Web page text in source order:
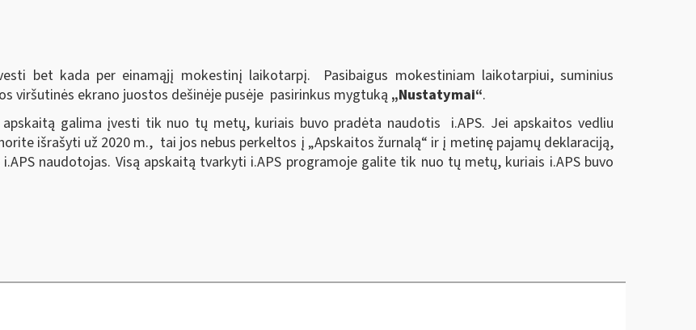
bet kada per einamąjį mokestinį laikotarpį. Pasibaigus mokestiniam laikotarpiui, suminius
viršutinės ekrano juostos dešinėje pusėje pasirinkus mygtuką „Nustatymai“.
galima įvesti tik nuo tų metų, kuriais buvo pradėta naudotis i.APS. Jei apskaitos vedliu
išrašyti už 2020 m., tai jos nebus perkeltos į „Apskaitos žurnalą“ ir į metinę pajamų deklaraciją,
naudotojas. Visą apskaitą tvarkyti i.APS programoje galite tik nuo tų metų, kuriais i.APS buvo